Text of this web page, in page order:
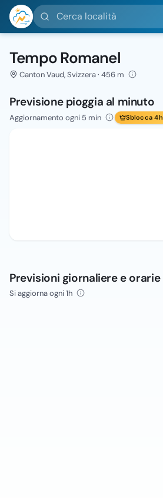
Cerca località
Tempo Romanel
Canton Vaud, Svizzera · 456 m
Previsione pioggia al minuto
Aggiornamento ogni 5 min Sblocca 4h
Previsioni giornaliere e orarie
Si aggiorna ogni 1h